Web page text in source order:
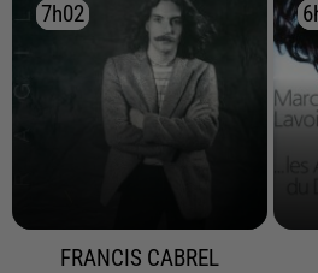
7h02
7h02
FRANCIS CABREL